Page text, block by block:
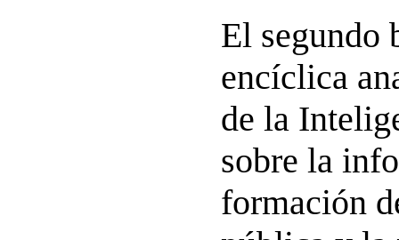
El segundo
encíclica
de la
sobre la
formación